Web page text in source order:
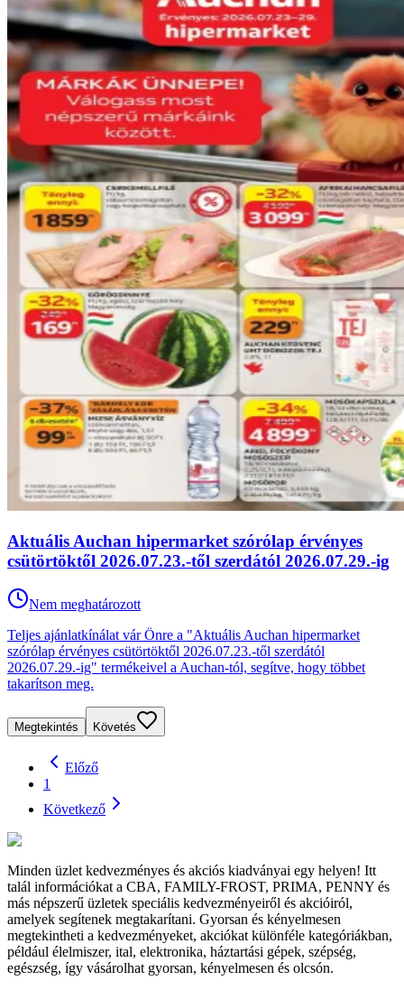
Aktuális Auchan hipermarket szórólap érvényes
csütörtöktől 2026.07.23.-től szerdától 2026.07.29.-ig
Nem meghatározott
Teljes ajánlatkínálat vár Önre a "Aktuális Auchan hipermarket
szórólap érvényes csütörtöktől 2026.07.23.-től szerdától
2026.07.29.-ig" termékeivel a Auchan-tól, segítve, hogy többet
takarítson meg.
Megtekintés Követés
Előző
1
Következő
Minden üzlet kedvezményes és akciós kiadványai egy helyen! Itt
talál információkat a CBA, FAMILY-FROST, PRIMA, PENNY és
más népszerű üzletek speciális kedvezményeiről és akcióiról,
amelyek segítenek megtakarítani. Gyorsan és kényelmesen
megtekintheti a kedvezményeket, akciókat különféle kategóriákban,
például élelmiszer, ital, elektronika, háztartási gépek, szépség,
egészség, így vásárolhat gyorsan, kényelmesen és olcsón.